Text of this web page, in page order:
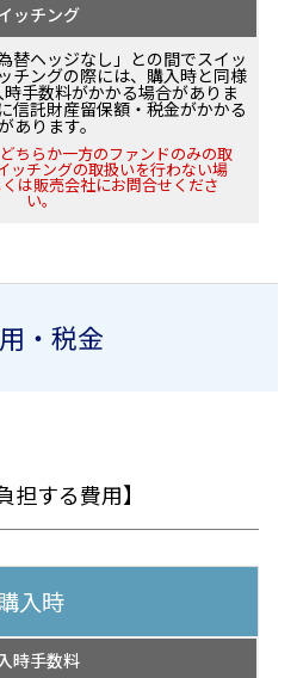
ッチング
替ヘッジなし」との間でスイッ
チングの際には、購入時と同様
手数料がかかる場合がありま
信託財産留保額・税金がかかる
あります。
ちらか一方のファンドのみの取
ッチングの取扱いを行わない場
は販売会社にお問合せくださ
い。
・税金
担する費用】
入時
時手数料